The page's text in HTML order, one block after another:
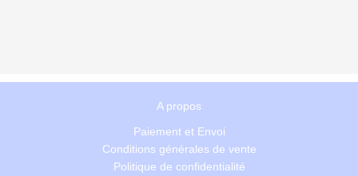
A propos
Paiement et Envoi
Conditions générales de vente
Politique de confidentialité